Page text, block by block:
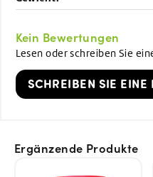
Kein Bewertungen
Lesen oder schreiben Sie
SCHREIBEN SIE EINE
Ergänzende Produkte